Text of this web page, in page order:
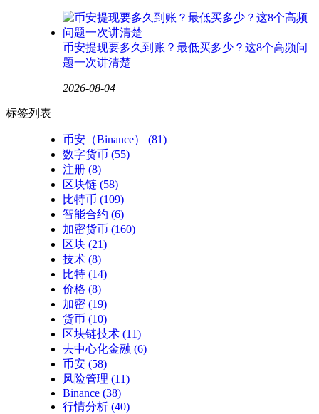
币安提现要多久到账？最低买多少？这8个高频问
题一次讲清楚
2026-08-04
标签列表
币安（Binance）
(81)
数字货币 (55)
注册 (8)
区块链 (58)
比特币 (109)
智能合约 (6)
加密货币 (160)
区块 (21)
技术 (8)
比特 (14)
价格 (8)
加密 (19)
货币 (10)
区块链技术 (11)
去中心化金融 (6)
币安 (58)
风险管理 (11)
Binance (38)
行情分析 (40)